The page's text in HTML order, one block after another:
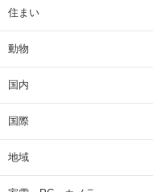
住まい
動物
国内
国際
地域